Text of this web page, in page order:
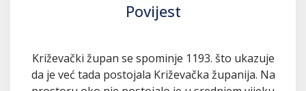
Povijest
Križevački župan se spominje 1193. što ukazuje
da je već tada postojala Križevačka županija. Na